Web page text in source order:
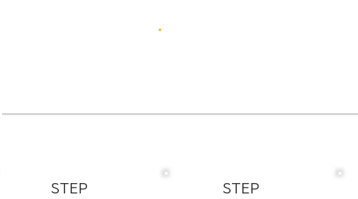
STEP
STEP